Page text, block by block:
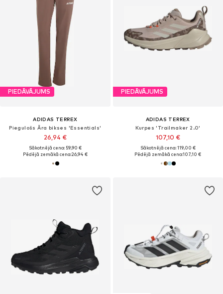
PIEDĀVĀJUMS
ADIDAS TERREX
Piegulošs Āra bikses 'Essentials'
26,94 €
Sākotnējā cena: 59,90 €
Pēdējā zemākā cena:26,94 €
PIEDĀVĀJUMS
ADIDAS TERREX
Kurpes 'Trailmaker 2.0'
107,10 €
Sākotnējā cena: 119,00 €
Pēdējā zemākā cena:107,10 €